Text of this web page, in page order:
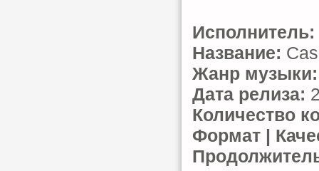
Исполнитель:
Название:
Жанр музыки:
Дата релиза:
Количество
Формат |